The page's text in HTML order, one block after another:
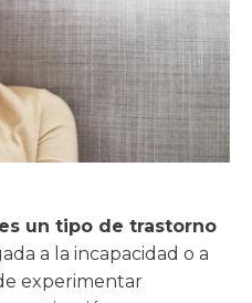
un tipo de trastorno
a la incapacidad o a
experimentar